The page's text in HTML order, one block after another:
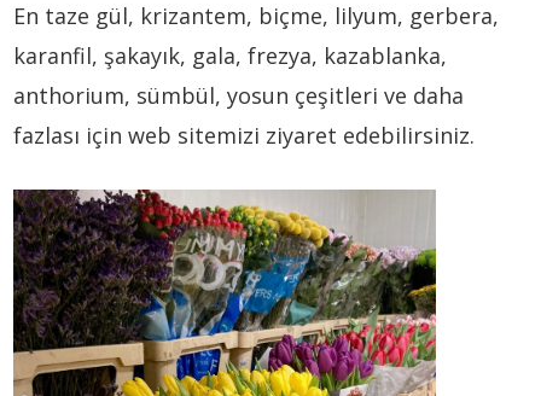
En taze gül, krizantem, biçme, lilyum, gerbera,
karanfil, şakayık, gala, frezya, kazablanka,
anthorium, sümbül, yosun çeşitleri ve daha
fazlası için web sitemizi ziyaret edebilirsiniz.